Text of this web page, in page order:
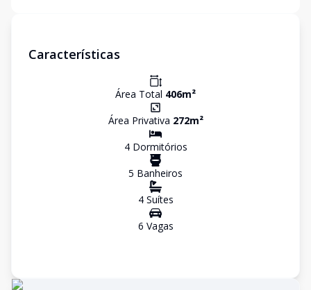
Características
Área Total 406m²
Área Privativa 272m²
4Dormitórios
5 Banheiros
4Suítes
6 Vagas